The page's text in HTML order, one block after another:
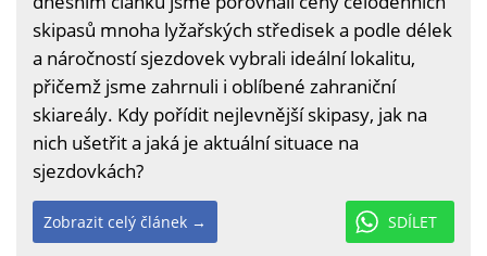
skipasů mnoha lyžařských středisek a podle délek
a náročností sjezdovek vybrali ideální lokalitu,
přičemž jsme zahrnuli i oblíbené zahraniční
skiareály. Kdy pořídit nejlevnější skipasy, jak na
nich ušetřit a jaká je aktuální situace na
sjezdovkách?
SDÍLET
Zobrazit celý článek →